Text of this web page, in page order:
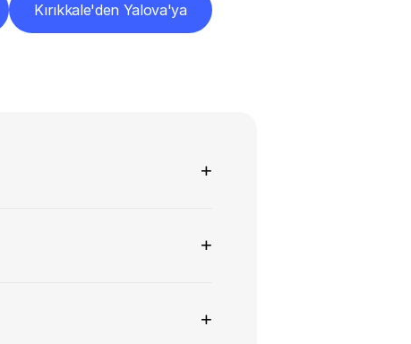
Kırıkkale'den Yalova'ya
+
+
+